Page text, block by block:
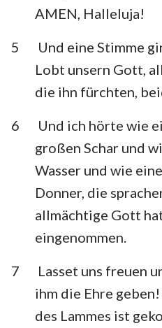
AMEN, Halleluja!
5
Und eine Stimme
Lobt unsern Gott,
die ihn fürchten,
6
Und ich hörte wie
großen Schar und
Wasser und wie
Donner, die
allmächtige Gott
eingenommen.
7
Lasset uns freuen
ihm die Ehre
des Lammes ist